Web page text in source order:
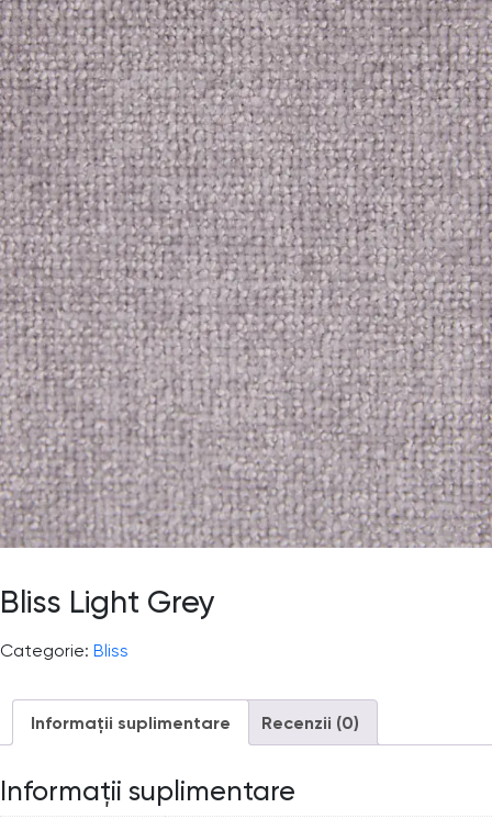
Bliss Light Grey
Categorie: Bliss
Informații suplimentare Recenzii (0)
Informații suplimentare